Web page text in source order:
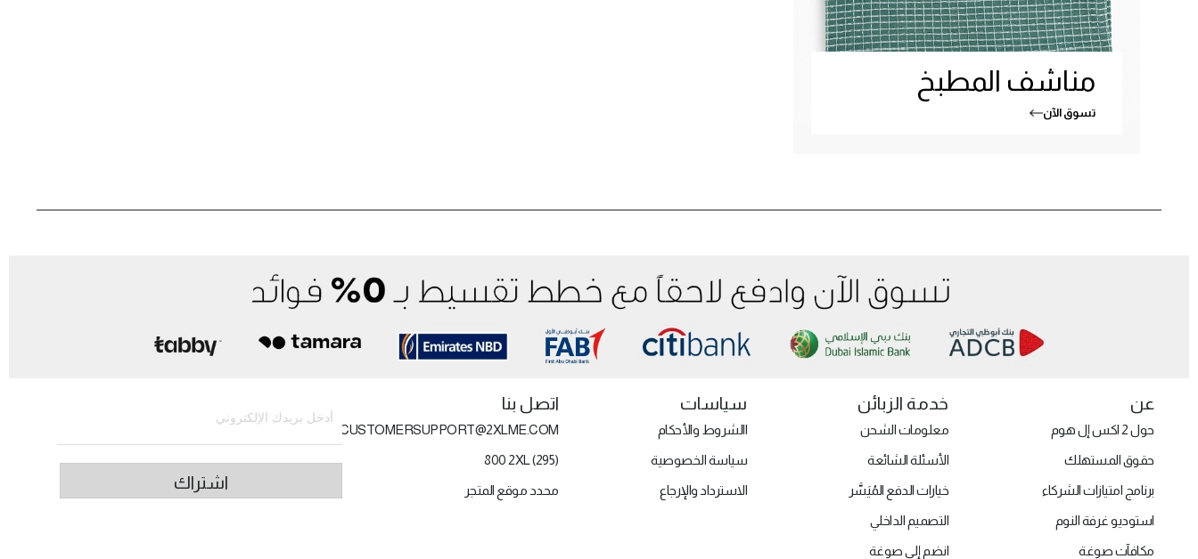
مناشف المطبخ
تسوق الآن
عن
حول 2 اكس إل هوم
حقوق المستهلك
برنامج امتيازات الشركاء
استوديو غرفة النوم
مكافآت صوغة
خدمة الزبائن
معلومات الشحن
الأسئلة الشائعة
خيارات الدفع المُيَسَّر
التصميم الداخلي
انضم إلى صوغة
سياسات
االشروط والأحكام
سياسة الخصوصية
الاسترداد والإرجاع
اتصل بنا
CUSTOMERSUPPORT@2XLME.COM
800 2XL (295)
محدد موقع المتجر
اشتراك